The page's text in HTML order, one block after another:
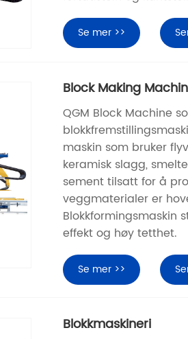
Se mer >>
Block Making
QGM Block Machine
maskin som bruker
keramisk slagg,
sement tilsatt for å
veggmaterialer er
Blokkformingsmaskin
effekt og høy tetthet.
Se mer >>
Blokkmaskineri